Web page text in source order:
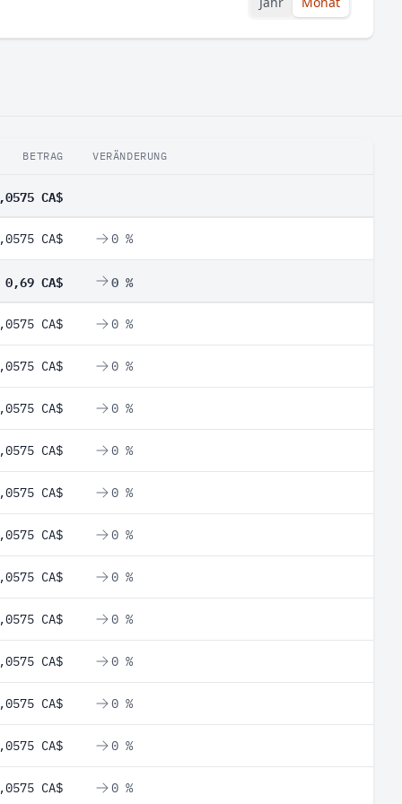
BETRAG VERÄNDERUNG
CA$
CA$ 0 %
0,69 CA$ 0 %
CA$ 0 %
CA$ 0 %
CA$ 0 %
CA$ 0 %
CA$ 0 %
CA$ 0 %
CA$ 0 %
CA$ 0 %
CA$ 0 %
CA$ 0 %
CA$ 0 %
CA$ 0 %